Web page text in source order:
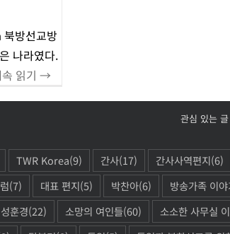
방선교방
나라였다.
속 읽기 →
관심 있는
TWR Korea(9) 간사(17) 간사사역편지(6)
(7) 대표 편지(5) 박찬아(6) 방송가족 이야
성훈경(22) 소망의 여인들(60) 소소한 사무실